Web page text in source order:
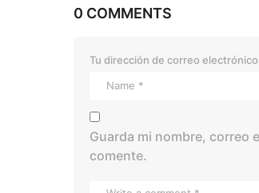
0 COMMENTS
Tu dirección de correo
Guarda mi nombre, correo
comente.